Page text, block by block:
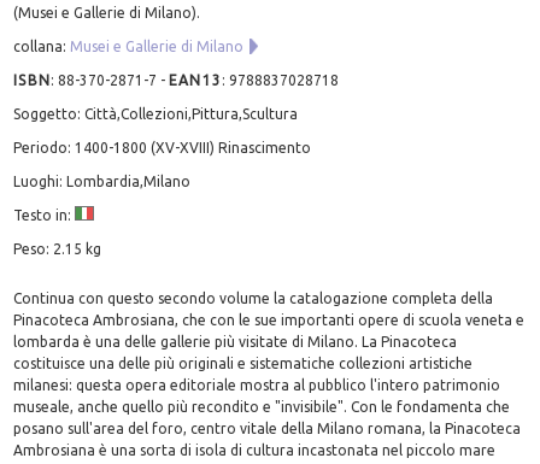
(Musei e Gallerie di Milano).
collana: Musei e Gallerie di Milano
ISBN:88-370-2871-7 - EAN13 :9788837028718
Soggetto: Città,Collezioni,Pittura,Scultura
Periodo: 1400-1800 (XV-XVIII) Rinascimento
Luoghi: Lombardia,Milano
Testo in:
Peso: 2.15 kg
Continua con questo secondo volume la catalogazione completa della
Pinacoteca Ambrosiana, che con le sue importanti opere di scuola veneta e
lombarda è una delle gallerie più visitate di Milano. La Pinacoteca
costituisce una delle più originali e sistematiche collezioni artistiche
milanesi: questa opera editoriale mostra al pubblico l'intero patrimonio
museale, anche quello più recondito e "invisibile". Con le fondamenta che
posano sull'area del foro, centro vitale della Milano romana, la Pinacoteca
Ambrosiana è una sorta di isola di cultura incastonata nel piccolo mare